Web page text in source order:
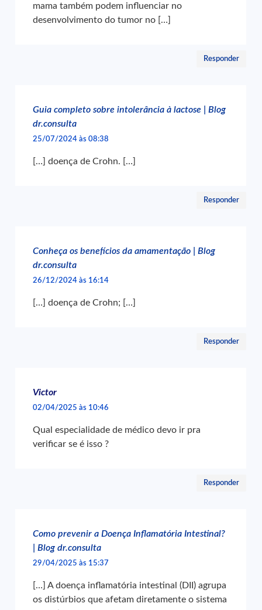
mama também podem influenciar no
desenvolvimento do tumor no […]
Responder
Guia completo sobre intolerância à lactose | Blog
dr.consulta
25/07/2024 às 08:38
[…] doença de Crohn. […]
Responder
Conheça os benefícios da amamentação | Blog
dr.consulta
26/12/2024 às 16:14
[…] doença de Crohn; […]
Responder
Victor
02/04/2025 às 10:46
Qual especialidade de médico devo ir pra
verificar se é isso ?
Responder
Como prevenir a Doença Inflamatória Intestinal?
| Blog dr.consulta
29/04/2025 às 15:37
[…] A doença inflamatória intestinal (DII) agrupa
os distúrbios que afetam diretamente o sistema